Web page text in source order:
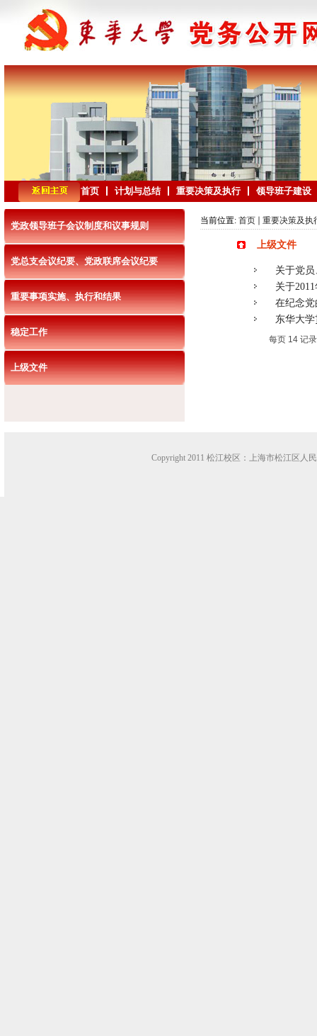
首页 计划与总结 重要决策及执行 领导班子建设
党政领导班子会议制度和议事规则
党总支会议纪要、党政联席会议纪要
重要事项实施、执行和结果
稳定工作
上级文件
当前位置: 首页 重要决策及执
上级文件
关于党
关于
在纪念
东华大
每页 14 记
Copyright 2011 松江校区：上海市松江区人